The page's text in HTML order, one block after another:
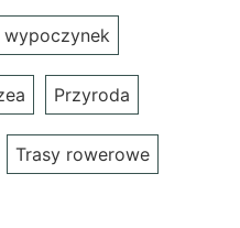
Przyroda
Trasy rowerowe